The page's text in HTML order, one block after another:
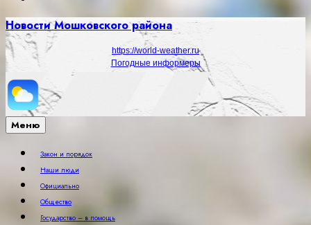
Новости Мошковского района
https://world-weather.ru
Погодные информеры
Меню
Закон и порядок
Наши люди
Официально
Общество
Государство – в помощь